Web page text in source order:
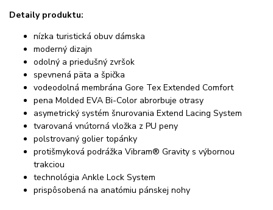
Detaily produktu:
nízka turistická obuv dámska
moderný dizajn
odolný a priedušný zvršok
spevnená päta a špička
vodeodolná membrána Gore Tex Extended Comfort
pena Molded EVA Bi-Color abrorbuje otrasy
asymetrický systém šnurovania Extend Lacing System
tvarovaná vnútorná vložka z PU peny
polstrovaný golier topánky
protišmyková podrážka Vibram® Gravity s výbornou
trakciou
technológia Ankle Lock System
prispôsobená na anatómiu pánskej nohy